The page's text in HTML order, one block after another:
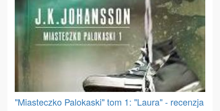
"Miasteczko Palokaski" tom 1: "Laura" - recenzja